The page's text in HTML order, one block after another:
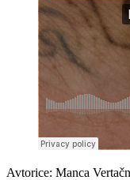
Avtorice: Manca